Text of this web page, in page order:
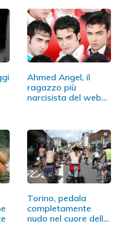
Ahmed Angel, il
ragazzo più
narcisista del web
Torino, pedala
completamente
nudo nel cuore della